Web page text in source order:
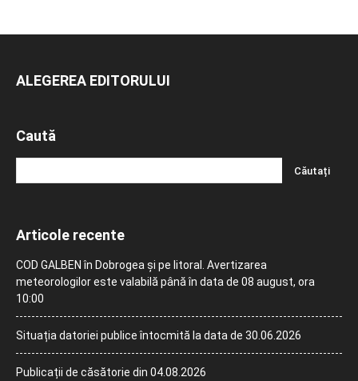
ALEGEREA EDITORULUI
Caută
Articole recente
COD GALBEN în Dobrogea și pe litoral. Avertizarea
meteorologilor este valabilă până în data de 08 august, ora
10:00
Situația datoriei publice întocmită la data de 30.06.2026
Publicații de căsătorie din 04.08.2026